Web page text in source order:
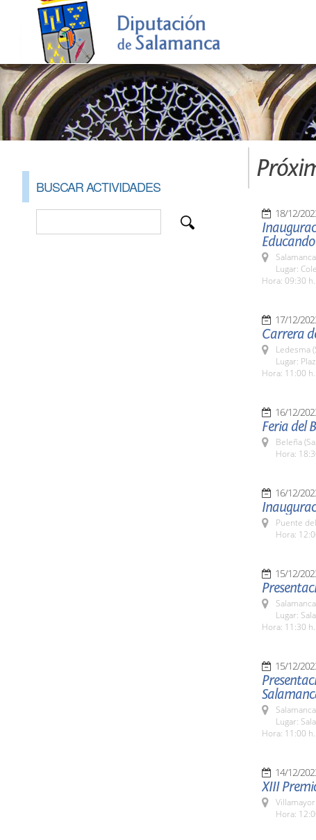
BUSCAR ACTIVIDADES
18/12/
Lugar:
Hora: 09:30 h.
17/12/
Carrera
Ledesma
Lugar:
Hora: 11:00 h.
16/12/
Feria del
Beleña
Hora:
16/12/
Puente
Hora:
15/12/
Lugar:
Hora: 11:30 h.
15/12/
Lugar:
Hora: 11:00 h.
14/12/
XIII
Hora: